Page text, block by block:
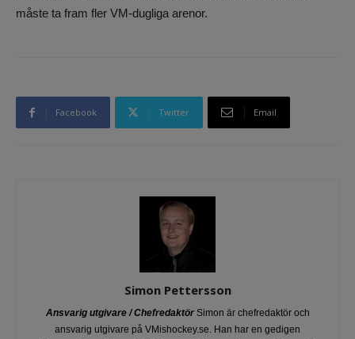
måste ta fram fler VM-dugliga arenor.
Facebook Twitter Email
Simon Pettersson
Ansvarig utgivare / Chefredaktör Simon är chefredaktör och
ansvarig utgivare på VMishockey.se. Han har en gedigen